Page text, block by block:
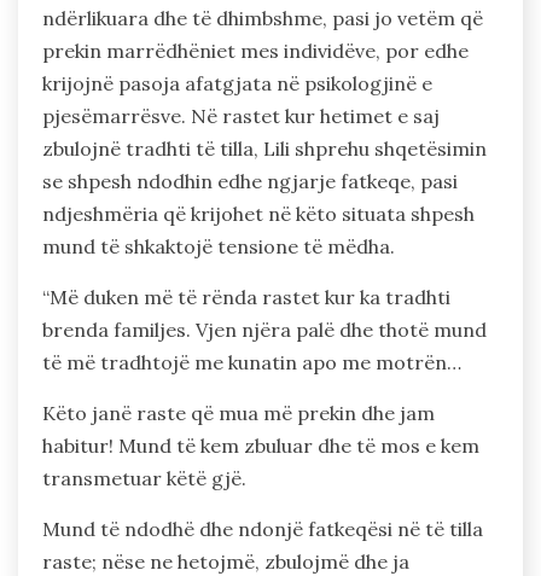
ndërlikuara dhe të dhimbshme, pasi jo vetëm që
prekin marrëdhëniet mes individëve, por edhe
krijojnë pasoja afatgjata në psikologjinë e
pjesëmarrësve. Në rastet kur hetimet e saj
zbulojnë tradhti të tilla, Lili shprehu shqetësimin
se shpesh ndodhin edhe ngjarje fatkeqe, pasi
ndjeshmëria që krijohet në këto situata shpesh
mund të shkaktojë tensione të mëdha.
“Më duken më të rënda rastet kur ka tradhti
brenda familjes. Vjen njëra palë dhe thotë mund
të më tradhtojë me kunatin apo me motrën…
Këto janë raste që mua më prekin dhe jam
habitur! Mund të kem zbuluar dhe të mos e kem
transmetuar këtë gjë.
Mund të ndodhë dhe ndonjë fatkeqësi në të tilla
raste; nëse ne hetojmë, zbulojmë dhe ja